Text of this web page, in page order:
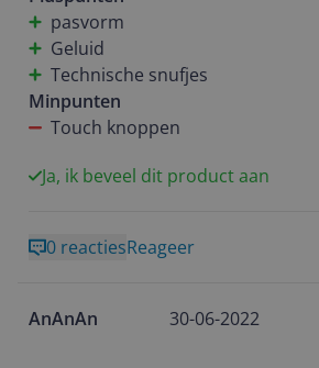
Al met al heeft Sony hier een top
welke ik iedereen kan aanraden!
wanneer dat aangepast moet
Zo kan ik op kantoor ongestoord
pauzeert ie automatisch wanneer
aan het voeren ben en hoef ik hem
mijn hoofd af te pakken.
waarmee je hem kan verbinden
apparaat welk zeer fijn op hoofd zit
pasvorm
Geluid
Technische snufjes
Minpunten
Touch knoppen
Ja, ik beveel dit product aan
0 reactiesReageer
AnAnAn 30-06-2022